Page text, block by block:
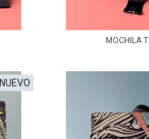
MOCHILA
NUEVO